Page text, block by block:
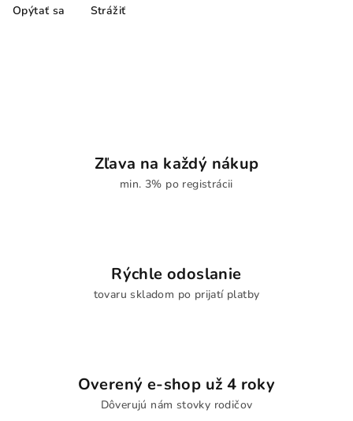
Opýtať sa Strážiť
Zľava na každý nákup
min. 3% po registrácii
Rýchle odoslanie
tovaru skladom po prijatí platby
Overený e-shop už 4 roky
Dôverujú nám stovky rodičov